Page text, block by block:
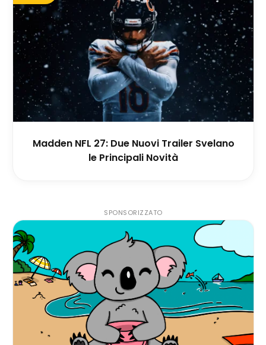
Madden NFL 27: Due Nuovi Trailer Svelano
le Principali Novità
SPONSORIZZATO